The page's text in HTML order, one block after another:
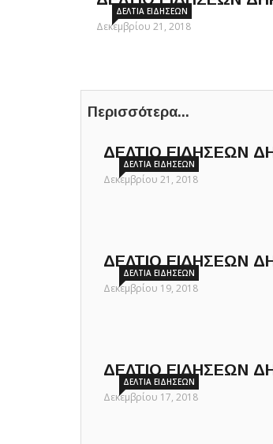
ΔΕΛΤΊΑ ΕΙΔΉΣΕΩΝ
Δεκεμβρίου 21, 2018
Περισσότερα...
ΔΕΛΤΊΑ ΕΙΔΉΣΕΩΝ
ΔΕΛΤΙΟ ΕΙΔΗΣΕΩΝ
Δεκεμβρίου 21, 2018
ΔΕΛΤΊΑ ΕΙΔΉΣΕΩΝ
ΔΕΛΤΙΟ ΕΙΔΗΣΕΩΝ
Δεκεμβρίου 19, 2018
ΔΕΛΤΊΑ ΕΙΔΉΣΕΩΝ
ΔΕΛΤΙΟ ΕΙΔΗΣΕΩΝ
Δεκεμβρίου 17, 2018